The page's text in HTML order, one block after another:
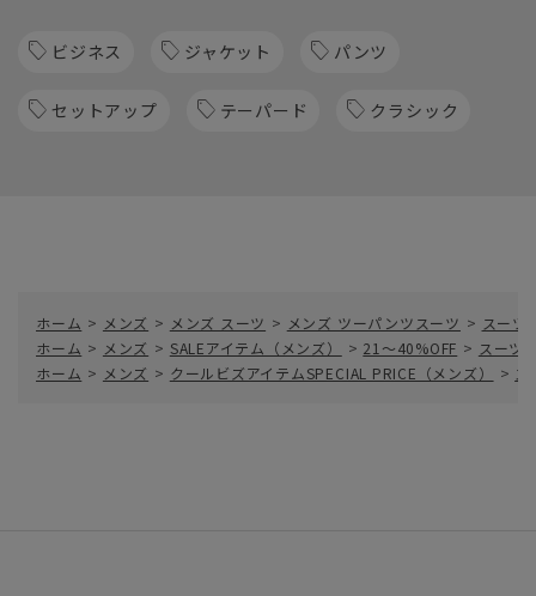
ビジネス ジャケット パンツ
セットアップ テーパード クラシック
ホーム > メンズ > メンズ スーツ > メンズ ツーパンツスーツ > スーツ
ホーム > メンズ > SALEアイテム（メンズ） > 21～40%OFF > スーツ
ホーム > メンズ > クールビズアイテムSPECIAL PRICE（メンズ） > ス